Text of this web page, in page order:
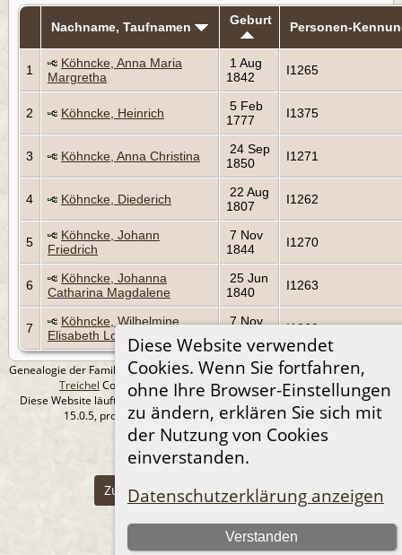
Diese Website verwendet
Cookies. Wenn Sie fortfahren,
ohne Ihre Browser-Einstellungen
zu ändern, erklären Sie sich mit
der Nutzung von Cookies
einverstanden.
Datenschutzerklärung anzeigen
Verstanden
Nachname, Taufnamen Geburt Personen-
1
Köhncke, Anna Maria
Margretha
1 Aug
1842
I1265
2 Köhncke, Heinrich
5 Feb
1777
I1375
3 Köhncke, Anna Christina
24 Sep
1850
I1271
4 Köhncke, Diederich
22 Aug
1807
I1262
5
Köhncke, Johann
Friedrich
7 Nov
1844
I1270
6
Köhncke, Johanna
Catharina Magdalene
25 Jun
1840
I1263
7
Köhncke, Wilhelmine
Elisabeth Louise
7 Nov
I1268
Genealogie der Familie Treichel aus Berlin. - erstellt und betreut vonAndreas
Treichel Copyright © 2014-2026 Alle Rechte vorbehalten.
Diese Website läuft mitThe Next Generation of Genealogy Sitebuildingv.
15.0.5, programmiert von Darrin Lythgoe © 2001-2026.
Datenschutzerklärung
--- Self-Hosted at home ---
Zur Desktop-Webseite wechseln